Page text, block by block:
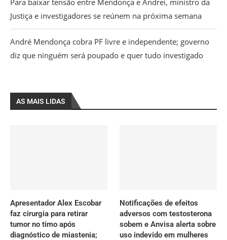
Para baixar tensão entre Mendonça e Andrei, ministro da
Justiça e investigadores se reúnem na próxima semana
André Mendonça cobra PF livre e independente; governo
diz que ninguém será poupado e quer tudo investigado
AS MAIS LIDAS
Apresentador Alex Escobar
faz cirurgia para retirar
tumor no timo após
diagnóstico de miastenia;
Notificações de efeitos
adversos com testosterona
sobem e Anvisa alerta sobre
uso indevido em mulheres